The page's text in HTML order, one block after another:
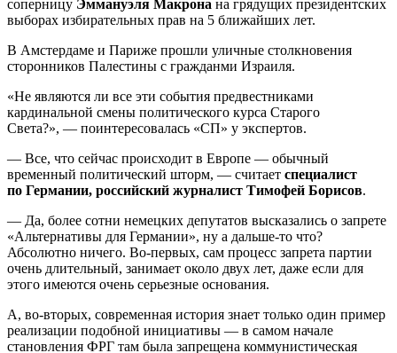
соперницу Эммануэля Макрона на грядущих президентских
выборах избирательных прав на 5 ближайших лет.
В Амстердаме и Париже прошли уличные столкновения
сторонников Палестины с гражданми Израиля.
«Не являются ли все эти события предвестниками
кардинальной смены политического курса Старого
Света?», — поинтересовалась «СП» у экспертов.
— Все, что сейчас происходит в Европе — обычный
временный политический шторм, — считает специалист
по Германии, российский журналист Тимофей Борисов.
— Да, более сотни немецких депутатов высказались о запрете
«Альтернативы для Германии», ну а дальше-то что?
Абсолютно ничего. Во-первых, сам процесс запрета партии
очень длительный, занимает около двух лет, даже если для
этого имеются очень серьезные основания.
А, во-вторых, современная история знает только один пример
реализации подобной инициативы — в самом начале
становления ФРГ там была запрещена коммунистическая